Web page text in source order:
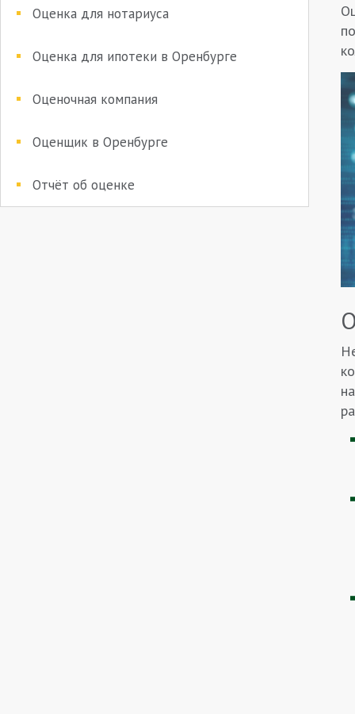
Оценка для нотариуса
Оценка для ипотеки в Оренбурге
Оценочная компания
Оценщик в Оренбурге
Отчёт об оценке